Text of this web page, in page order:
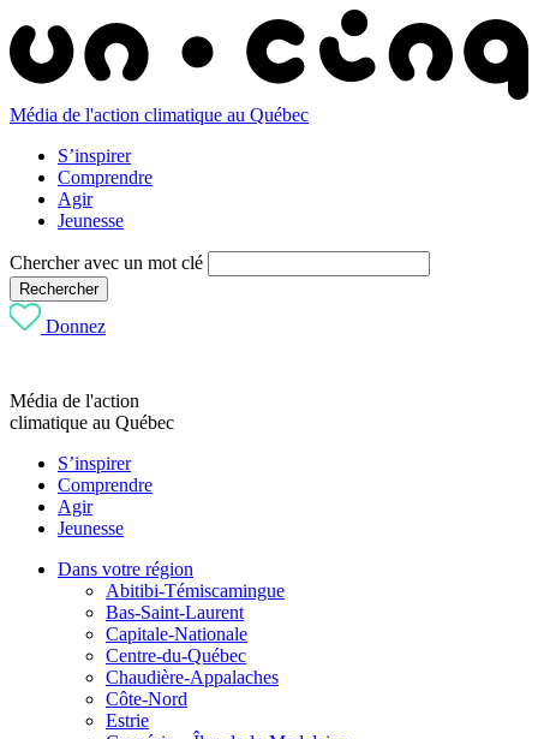
Média de l'action climatique au Québec
S’inspirer
Comprendre
Agir
Jeunesse
Chercher avec un mot clé
Rechercher
Donnez
Média de l'action
climatique au Québec
S’inspirer
Comprendre
Agir
Jeunesse
Dans votre région
Abitibi-Témiscamingue
Bas-Saint-Laurent
Capitale-Nationale
Centre-du-Québec
Chaudière-Appalaches
Côte-Nord
Estrie